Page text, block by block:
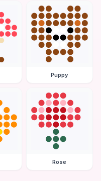
Puppy
Rose